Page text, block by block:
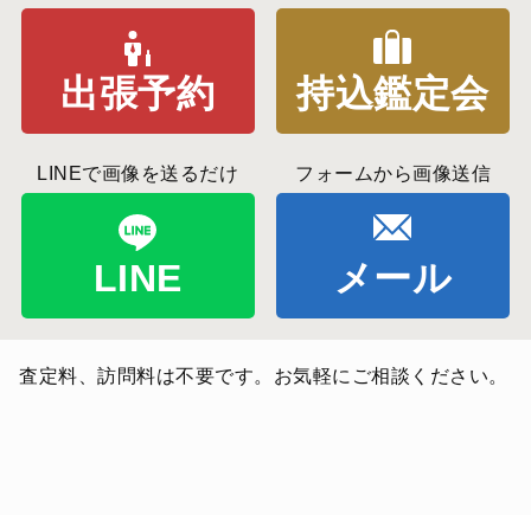
出張予約 持込鑑定会
LINEで画像を送るだけ
LINE
フォームから画像送信
メール
査定料、訪問料は不要です。お気軽にご相談ください。